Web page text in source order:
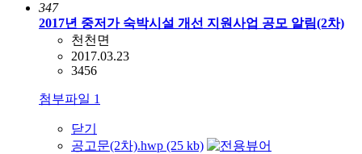
347
2017년 중저가 숙박시설 개선 지원사업 공모 알림(2차)
천천면
2017.03.23
3456
첨부파일 1
닫기
공고문(2차).hwp (25 kb)